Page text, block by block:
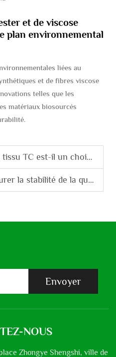
et de viscose
plan environnemental
liées au
et de fibres viscose
telles que les
matériaux biosourcés
populaire pour les uniformes des ouvriers en usine ?
du fil coton-polyester en production de masse ?
Envoyer
NOUS
Zhongye Shengshi, ville de